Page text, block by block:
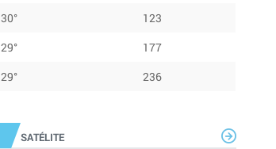
30°
123
29°
177
29° 236
SATÉLITE